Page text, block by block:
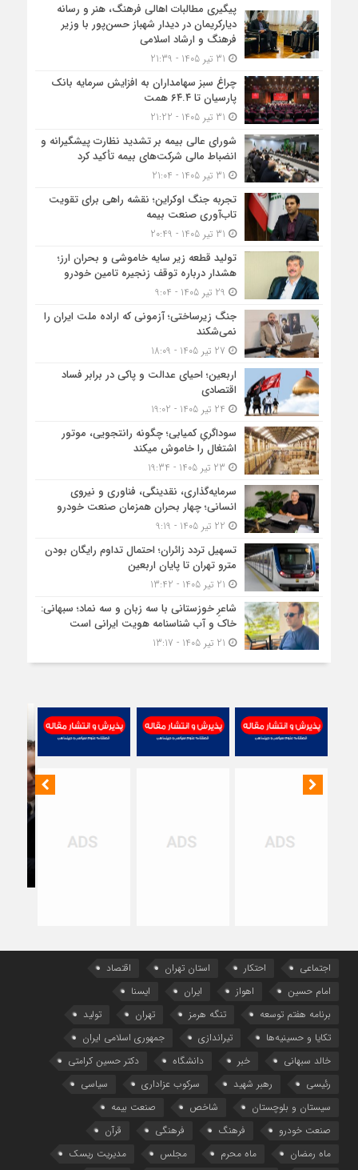
پیگیری مطالبات اهالی فرهنگ، هنر و رسانه
دیارکریمان در دیدار شهباز حسن‌پور با وزیر
فرهنگ و ارشاد اسلامی
چراغ سبز سهامداران به افزایش سرمایه بانک
پارسیان تا ۶۴.۴ همت
شورای عالی بیمه بر تشدید نظارت پیشگیرانه و
انضباط مالی شرکت‌های بیمه تأکید کرد
تجربه جنگ اوکراین؛ نقشه راهی برای تقویت
تاب‌آوری صنعت بیمه
تولید قطعه زیر سایه خاموشی و بحران ارز؛
هشدار درباره توقف زنجیره تامین خودرو
جنگ زیرساختی؛ آزمونی که اراده ملت ایران را
نمی‌شکند
اربعین؛ احیای عدالت و پاکی در برابر فساد
اقتصادی
سوداگریِ کمیابی؛ چگونه رانتجویی، موتور
اشتغال را خاموش میکند
سرمایه‌گذاری، نقدینگی، فناوری و نیروی
انسانی؛ چهار بحران همزمان صنعت خودرو
تسهیل تردد زائران؛ احتمال تداوم رایگان بودن
مترو تهران تا پایان اربعین
شاعرِ خوزستانی با سه زبان و سه نماد؛ سبهانی:
خاک و آب شناسنامه هویت ایرانی است
اجتماعی احتکار استان تهران
اقتصاد
امام حسین
اهواز ایران
ایسنا
برنامه هفتم توسعه
تنگه هرمز تهران
تولید
تکایا و حسینیه‌ها
تیراندازی
جمهوری اسلامی ایران
خالد سبهانی
خبر دانشگاه
دکتر حسین کرامتی
رئیسی
رهبر شهید سرکوب عزاداری
سیاسی
سیستان و بلوچستان
شاخص
صنعت بیمه
صنعت خودرو
فرهنگ فرهنگی
قرآن
ماه رمضان
ماه محرم مجلس
مدیریت ریسک